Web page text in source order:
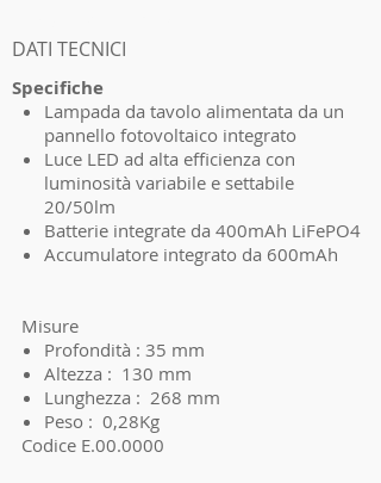
DATI TECNICI
Specifiche
Lampada da tavolo alimentata da un
pannello fotovoltaico integrato
Luce LED ad alta efficienza con
luminosità variabile e settabile
20/50lm
Batterie integrate da 400mAh LiFePO4
Accumulatore integrato da 600mAh
Misure
Profondità : 35 mm
Altezza : 130 mm
Lunghezza : 268 mm
Peso : 0,28Kg
Codice E.00.0000